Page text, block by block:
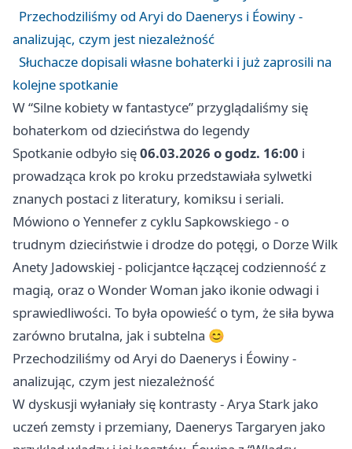
Przechodziliśmy od Aryi do Daenerys i Éowiny -
analizując, czym jest niezależność
Słuchacze dopisali własne bohaterki i już zaprosili na
kolejne spotkanie
W “Silne kobiety w fantastyce” przyglądaliśmy się
bohaterkom od dzieciństwa do legendy
Spotkanie odbyło się06.03.2026 o godz. 16:00 i
prowadząca krok po kroku przedstawiała sylwetki
znanych postaci z literatury, komiksu i seriali.
Mówiono o Yennefer z cyklu Sapkowskiego - o
trudnym dzieciństwie i drodze do potęgi, o Dorze Wilk
Anety Jadowskiej - policjantce łączącej codzienność z
magią, oraz o Wonder Woman jako ikonie odwagi i
sprawiedliwości. To była opowieść o tym, że siła bywa
zarówno brutalna, jak i subtelna 😊
Przechodziliśmy od Aryi do Daenerys i Éowiny -
analizując, czym jest niezależność
W dyskusji wyłaniały się kontrasty - Arya Stark jako
uczeń zemsty i przemiany, Daenerys Targaryen jako